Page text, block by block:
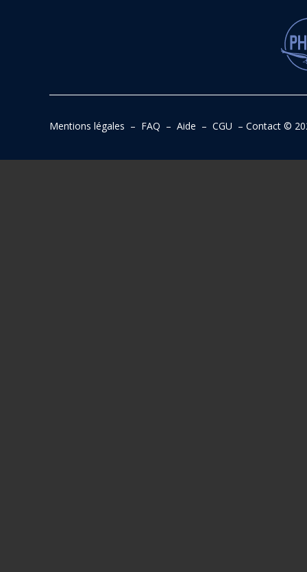
Mentions légales – FAQ – Aide – CGU – Contact©